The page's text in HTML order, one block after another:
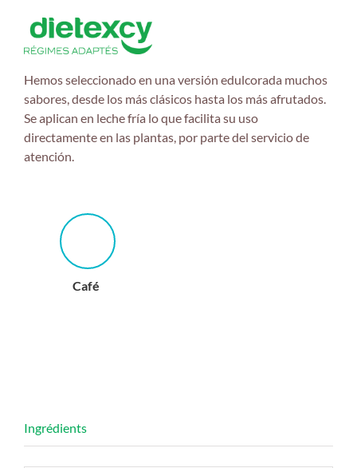
Hemos seleccionado en una versión edulcorada muchos
sabores, desde los más clásicos hasta los más afrutados.
Se aplican en leche fría lo que facilita su uso
directamente en las plantas, por parte del servicio de
atención.
Café